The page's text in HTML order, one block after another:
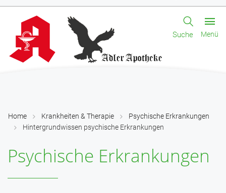
Suche Menü
Home Krankheiten & Therapie
Psychische Erkrankungen
Hintergrundwissen psychische Erkrankungen
Psychische Erkrankungen